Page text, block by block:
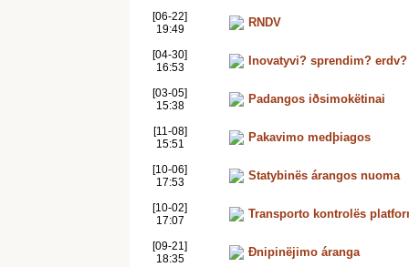
[06-22]
19:49
RNDV
[04-30]
16:53
Inovatyvi? sprendim? erdv?
[03-05]
15:38
Padangos iðsimokëtinai
[11-08]
15:51
Pakavimo medþiagos
[10-06]
17:53
Statybinës árangos nuoma
[10-02]
17:07
Transporto kontrolës
[09-21]
18:35
Ðnipinëjimo áranga